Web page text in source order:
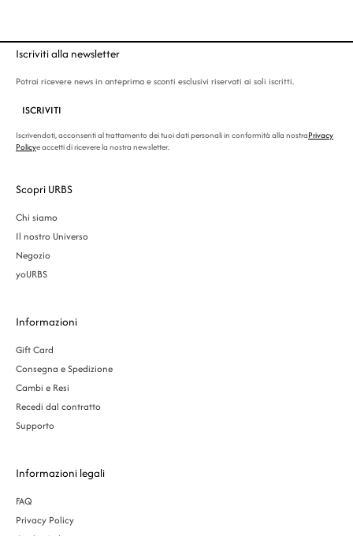
Iscriviti alla newsletter
Potrai ricevere news in anteprima e sconti esclusivi riservati ai soli iscritti.
ISCRIVITI
Iscrivendoti, acconsenti al trattamento dei tuoi dati personali in conformità alla nostraPrivacy
Policye accetti di ricevere la nostra newsletter.
Scopri URBS
Chi siamo
Il nostro Universo
Negozio
yoURBS
Informazioni
Gift Card
Consegna e Spedizione
Cambi e Resi
Recedi dal contratto
Supporto
Informazioni legali
FAQ
Privacy Policy